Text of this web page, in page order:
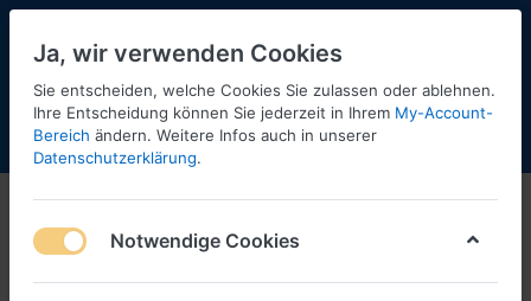
Menü Anmelden Shopaktualisierung
Ja, wir verwenden Cookies
Sie entscheiden, welche Cookies Sie zulassen oder ablehnen.
Ihre Entscheidung können Sie jederzeit in Ihrem My-Account-
Bereich ändern. Weitere Infos auch in unserer
Datenschutzerklärung.
Notwendige Cookies